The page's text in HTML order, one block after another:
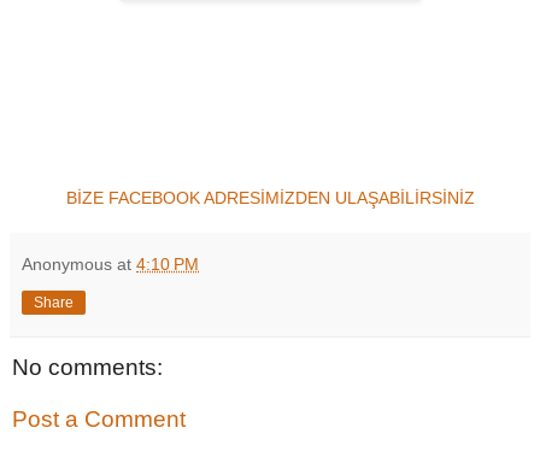
BİZE FACEBOOK ADRESİMİZDEN ULAŞABİLİRSİNİZ
Anonymous at 4:10 PM
Share
No comments:
Post a Comment